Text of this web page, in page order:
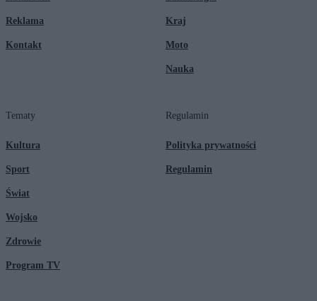
Reklama
Kontakt
Kraj
Moto
Nauka
Tematy
Kultura
Sport
Świat
Wojsko
Zdrowie
Program TV
Regulamin
Polityka prywatności
Regulamin